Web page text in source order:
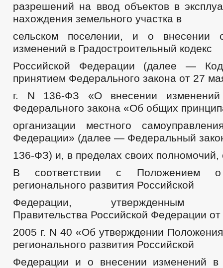
разрешений на ввод объектов в
нахождения земельного участка в
сельском поселении, и о внесении
изменений в Градостроительный кодекс
Российской Федерации (далее —
принятием Федерального закона от 27
г. N 136-ФЗ «О внесении
Федерального закона «Об общих
организации местного
Федерации» (далее — Федеральный
136-ФЗ) и, в пределах своих полномочий,
В соответствии с Положением о
регионального развития Российской
Федерации, утвержденным
Правительства Российской Федерации
2005 г. N 40 «Об утверждении
регионального развития Российской
Федерации и о внесении изменений в